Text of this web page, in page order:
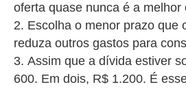
oferta quase nunca é a melhor
Escolha o menor prazo que
reduza outros gastos para
Assim que a dívida estiver
600. Em dois, R$ 1.200. É